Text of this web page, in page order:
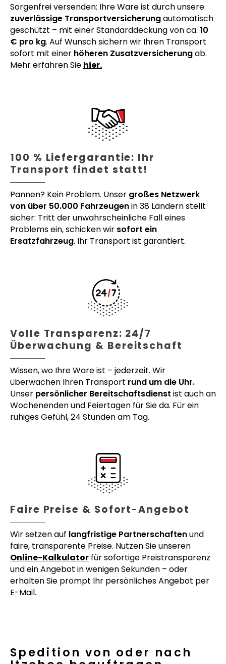
Sorgenfrei versenden: Ihre Ware ist durch unsere
zuverlässige Transportversicherungautomatisch
geschützt – mit einer Standarddeckung von ca. 10
€ pro kg. Auf Wunsch sichern wir Ihren Transport
sofort mit einer höheren Zusatzversicherungab.
Mehr erfahren Sie hier.
100 % Liefergarantie: Ihr
Transport findet statt!
Pannen? Kein Problem. Unser großes Netzwerk
von über 50.000 Fahrzeugenin 38 Ländern stellt
sicher: Tritt der unwahrscheinliche Fall eines
Problems ein, schicken wir sofort ein
Ersatzfahrzeug. Ihr Transport ist garantiert.
Volle Transparenz: 24/7
Überwachung & Bereitschaft
Wissen, wo Ihre Ware ist – jederzeit. Wir
überwachen Ihren Transport rund um die Uhr.
Unser persönlicher Bereitschaftsdienst ist auch an
Wochenenden und Feiertagen für Sie da. Für ein
ruhiges Gefühl, 24 Stunden am Tag.
Faire Preise & Sofort-Angebot
Wir setzen auf langfristige Partnerschaftenund
faire, transparente Preise. Nutzen Sie unseren
Online-Kalkulator für sofortige Preistransparenz
und ein Angebot in wenigen Sekunden – oder
erhalten Sie prompt Ihr persönliches Angebot per
E-Mail.
Spedition von oder nach